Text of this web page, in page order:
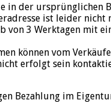
in der ursprünglichen
ist leider nicht
von 3 Werktagen mit
können vom
erfolgt sein
Bezahlung im